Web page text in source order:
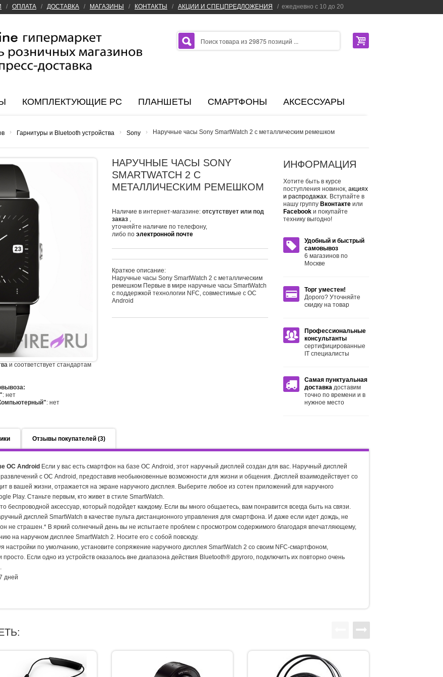
/ ОПЛАТА / ДОСТАВКА / МАГАЗИНЫ / КОНТАКТЫ / АКЦИИ И СПЕЦПРЕДЛОЖЕНИЯ / ежедневно с 10 до 20
КОМПЛЕКТУЮЩИЕ PC ПЛАНШЕТЫ СМАРТФОНЫ АКСЕССУАРЫ
› Гарнитуры и Bluetooth устройства › Sony › Наручные часы Sony SmartWatch 2 c металлическим ремешком
и соответствует стандартам
: нет
: нет
ИНФОРМАЦИЯ
Хотите быть в курсе
поступления новинок, акциях
и распродажах. Вступайте в
нашу группу Вконтакте или
Facebook и покупайте
технику выгодно!
Удобный и быстрый
самовывоз
6 магазинов по
Москве
Торг уместен!
Дорого? Уточняйте
скидку на товар
Профессиональные
консультанты
сертифицированные
IT специалисты
Самая пунктуальная
доставка доставим
точно по времени и в
нужное место
НАРУЧНЫЕ ЧАСЫ SONY
SMARTWATCH 2 C
МЕТАЛЛИЧЕСКИМ РЕМЕШКОМ
Наличие в интернет-магазине: отсутствует или под
заказ ,
уточняйте наличие по телефону,
либо по электронной почте
Краткое описание:
Наручные часы Sony SmartWatch 2 c металлическим
ремешком Первые в мире наручные часы SmartWatch
с поддержкой технологии NFC, совместимые с ОС
Android
Отзывы покупателей (3)
ОС Android Если у вас есть смартфон на базе ОС Android, этот наручный дисплей создан для вас. Наручный дисплей
с ОС Android, предоставив необыкновенные возможности для жизни и общения. Дисплей взаимодействует со
в вашей жизни, отражается на экране наручного дисплея. Выберите любое из сотен приложений для наручного
Play. Станьте первым, кто живет в стиле SmartWatch.
беспроводной аксессуар, который подойдет каждому. Если вы много общаетесь, вам понравится всегда быть на связи.
дисплей SmartWatch в качестве пульта дистанционного управления для смартфона. И даже если идет дождь, не
не страшен.* В яркий солнечный день вы не испытаете проблем с просмотром содержимого благодаря впечатляющему,
на наручном дисплее SmartWatch 2. Носите его с собой повсюду.
настройки по умолчанию, установите сопряжение наручного дисплея SmartWatch 2 со своим NFC-смартфоном,
Если одно из устройств оказалось вне диапазона действия Bluetooth® другого, подключить их повторно очень
дней